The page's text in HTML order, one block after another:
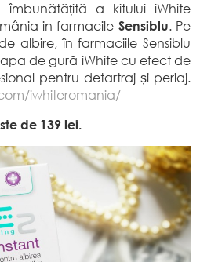
îmbunătățită a kitului iWhite
in farmacile Sensiblu. Pe
albire, în farmaciile Sensiblu
de gură iWhite cu efect de
pentru detartraj și periaj.
iwhiteromania/
de 139 lei.